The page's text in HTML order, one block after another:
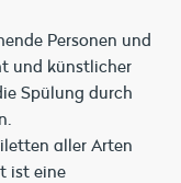
Personen und
und künstlicher
Spülung durch
aller Arten
ist eine